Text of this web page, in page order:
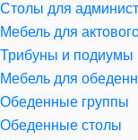
Столы для
Мебель для
Трибуны и подиумы
Мебель для
Обеденные группы
Обеденные столы